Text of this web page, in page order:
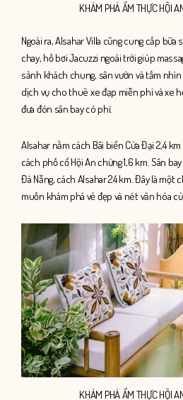
KHÁM PHÁ ẨM THỰC HỘI
Ngoài ra, Alsahar Villa cũng cung cấp
chay, hồ bơi Jacuzzi ngoài trời giúp
sảnh khách chung, sân vườn và tầm nhìn
dịch vụ cho thuê xe đạp miễn phí và xe
đưa đón sân bay có phí.
Alsahar nằm cách Bãi biển Cửa Đại 2,4 km
cách phố cổ Hội An chừng 1,6 km. Sân
Đà Nẵng, cách Alsahar 24 km. Đây là một
muốn khám phá vẻ đẹp và nét văn hóa
KHÁM PHÁ ẨM THỰC HỘI